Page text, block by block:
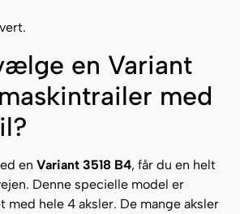
en Variant
med
en Variant 3518 B4, får du en helt
Denne specielle model er
med hele 4 aksler. De mange aksler